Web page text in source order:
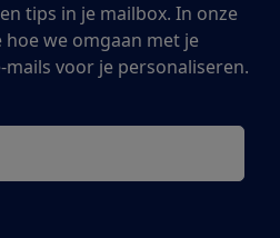
tips in je mailbox. In onze
hoe we omgaan met je
voor je personaliseren.